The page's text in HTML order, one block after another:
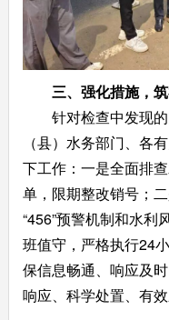
三、强化措施，
针对检查中发现
（县）水务部门、各
下工作：一是全面排
单，限期整改销号；
“456”预警机制和水利
班值守，严格执行24
保信息畅通、响应及
响应、科学处置、有效